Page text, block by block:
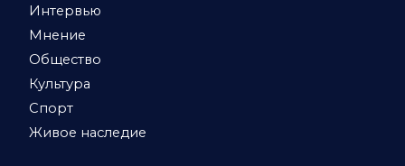
Интервью
Мнение
Общество
Культура
Спорт
Живое наследие